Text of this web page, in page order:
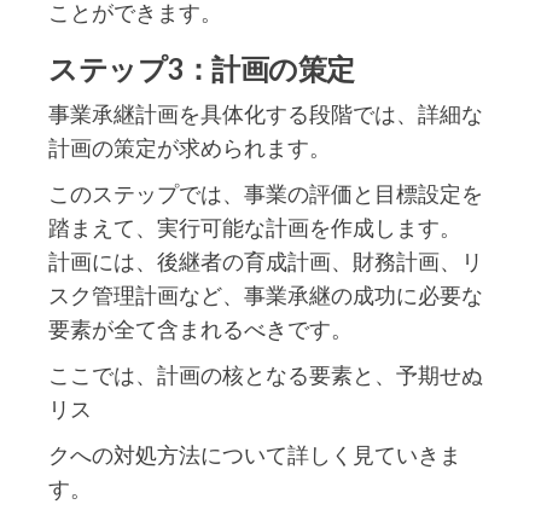
ことができます。
ステップ3：計画の策定
事業承継計画を具体化する段階では、詳細な
計画の策定が求められます。
このステップでは、事業の評価と目標設定を
踏まえて、実行可能な計画を作成します。
計画には、後継者の育成計画、財務計画、リ
スク管理計画など、事業承継の成功に必要な
要素が全て含まれるべきです。
ここでは、計画の核となる要素と、予期せぬ
リス
クへの対処方法について詳しく見ていきま
す。